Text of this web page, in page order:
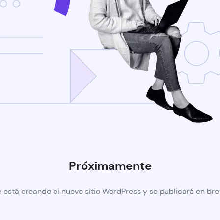
Próximamente
está creando el nuevo sitio WordPress y se publicará en